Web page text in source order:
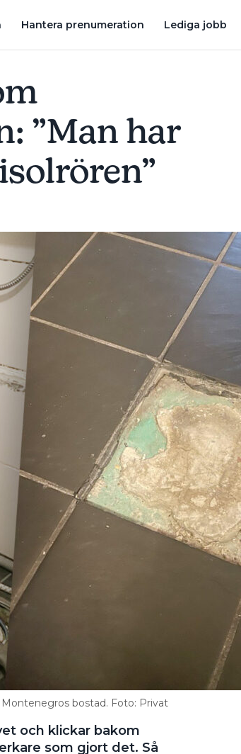
Hantera prenumeration Lediga jobb
”Man har
bostad. Foto: Privat
och klickar bakom
som gjort det. Så
KUNDEN OM